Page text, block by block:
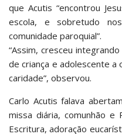
que Acutis “encontrou
escola, e sobretudo
comunidade paroquial”.
“Assim, cresceu
de criança e adolescente
caridade”, observou.
Carlo Acutis falava
missa diária, comunhão e
Escritura, adoração